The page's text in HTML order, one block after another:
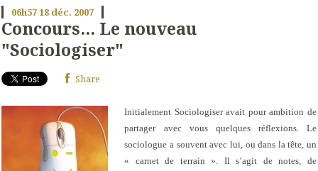
06h5718 déc. 2007
Concours... Le nouveau
"Sociologiser"
Share
Initialement Sociologiser avait pour ambition de
partager avec vous quelques réflexions. Le
sociologue a souvent avec lui, ou dans la tête, un
« carnet de terrain ». Il s’agit de notes, de